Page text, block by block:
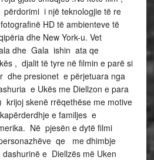
i një teknologjie të re
HD të ambienteve të
dhe New York-u. Vet
dhe Gala ishin ata qe
, djalit të tyre në filmin e parë si
dhe presionet e përjetuara nga
e Ukës me Diellzon e para
skenë rrëqethëse me motive
e familjes e
Në pjesën e dytë filmi
qe me dhimbje
e Diellzës më Uken